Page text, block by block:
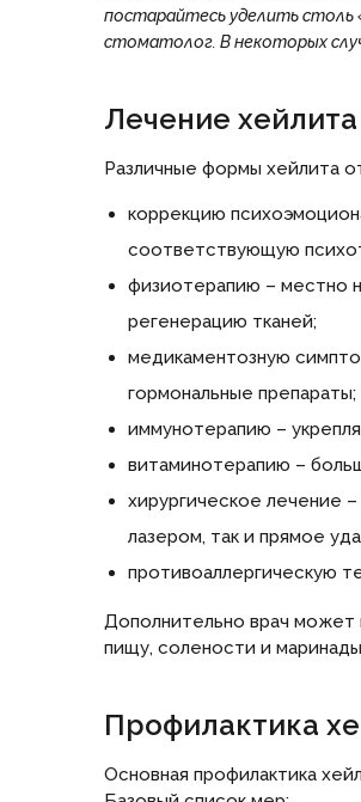
постарайтесь уделить столь
стоматолог. В некоторых
Лечение хейлита
Различные формы хейлита
коррекцию
соответствующую
физиотерапию – местно
регенерацию тканей;
медикаментозную
гормональные препараты;
иммунотерапию –
витаминотерапию –
хирургическое лечение
лазером, так и прямое
противоаллергическую
Дополнительно врач может
пищу, солености и
Профилактика
Основная профилактика